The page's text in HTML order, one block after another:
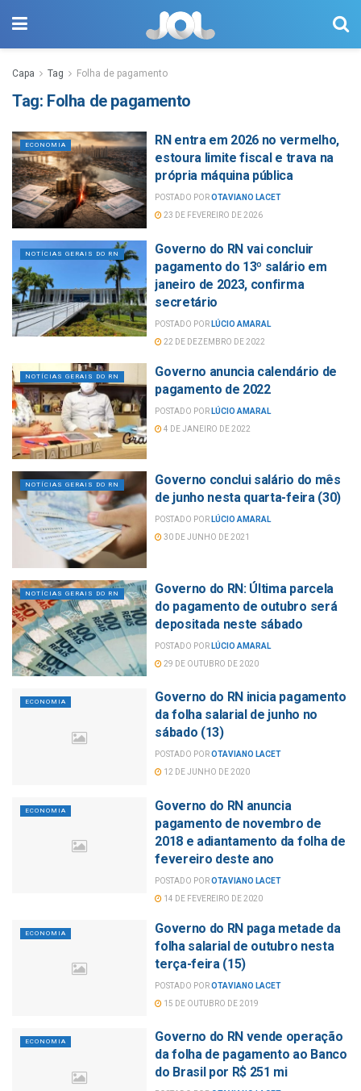
Capa Tag Folha de pagamento
Tag: Folha de pagamento
ECONOMIA
RN entra em 2026 no vermelho,
estoura limite fiscal e trava na
própria máquina pública
POSTADO POROTAVIANO LACET
23 DE FEVEREIRO DE 2026
NOTÍCIAS GERAIS DO RN
Governo do RN vai concluir
pagamento do 13º salário em
janeiro de 2023, confirma
secretário
POSTADO POR LÚCIO AMARAL
22 DE DEZEMBRO DE 2022
NOTÍCIAS GERAIS DO RN
Governo anuncia calendário de
pagamento de 2022
POSTADO POR LÚCIO AMARAL
4 DE JANEIRO DE 2022
NOTÍCIAS GERAIS DO RN
Governo conclui salário do mês
de junho nesta quarta-feira (30)
POSTADO POR LÚCIO AMARAL
30 DE JUNHO DE 2021
NOTÍCIAS GERAIS DO RN
Governo do RN: Última parcela
do pagamento de outubro será
depositada neste sábado
POSTADO POR LÚCIO AMARAL
29 DE OUTUBRO DE 2020
ECONOMIA
Governo do RN inicia pagamento
da folha salarial de junho no
sábado (13)
POSTADO POROTAVIANO LACET
12 DE JUNHO DE 2020
ECONOMIA
Governo do RN anuncia
pagamento de novembro de
2018 e adiantamento da folha de
fevereiro deste ano
POSTADO POROTAVIANO LACET
14 DE FEVEREIRO DE 2020
ECONOMIA
Governo do RN paga metade da
folha salarial de outubro nesta
terça-feira (15)
POSTADO POROTAVIANO LACET
15 DE OUTUBRO DE 2019
ECONOMIA
Governo do RN vende operação
da folha de pagamento ao Banco
do Brasil por R$ 251 mi